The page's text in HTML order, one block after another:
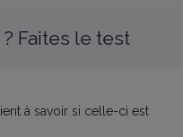
Faites le test
à savoir si celle-ci est